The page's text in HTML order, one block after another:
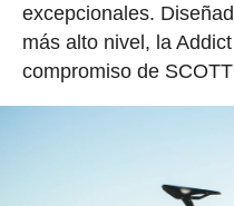
excepcionales.
más alto nivel, la
compromiso de